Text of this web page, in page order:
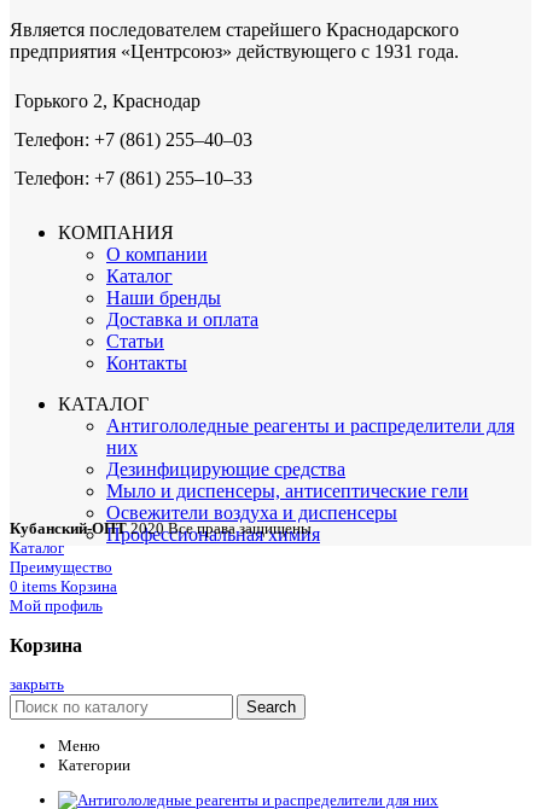
Является последователем старейшего Краснодарского
предприятия «Центрсоюз» действующего с 1931 года.
Горького 2, Краснодар
Телефон: +7 (861) 255‒40‒03
Телефон: +7 (861) 255‒10‒33
КОМПАНИЯ
О компании
Каталог
Наши бренды
Доставка и оплата
Статьи
Контакты
КАТАЛОГ
Антигололедные реагенты и распределители для
них
Дезинфицирующие средства
Мыло и диспенсеры, антисептические гели
Освежители воздуха и диспенсеры
Профессиональная химия
Кубанский-ОПТ 2020 Все права защищены
Каталог
Преимущество
0 items Корзина
Мой профиль
Корзина
закрыть
Search
Меню
Категории